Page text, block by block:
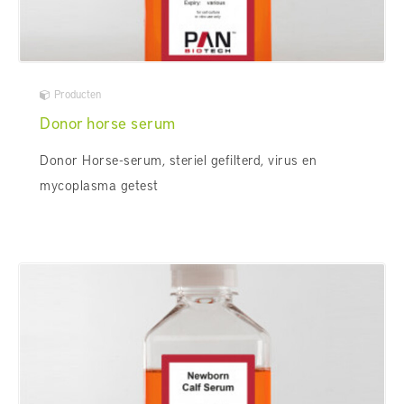
Producten
Donor horse serum
Donor Horse-serum, steriel gefilterd, virus en
mycoplasma getest